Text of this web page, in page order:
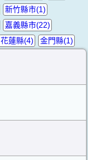
新竹縣市(1)
嘉義縣市(22)
花蓮縣(4) 金門縣(1)